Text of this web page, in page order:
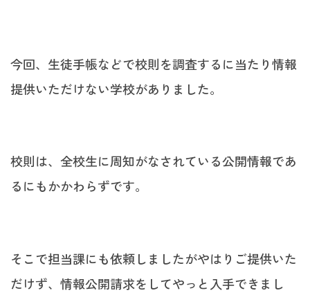
今回、生徒手帳などで校則を調査するに当たり情報
提供いただけない学校がありました。
校則は、全校生に周知がなされている公開情報であ
るにもかかわらずです。
そこで担当課にも依頼しましたがやはりご提供いた
だけず、情報公開請求をしてやっと入手できまし